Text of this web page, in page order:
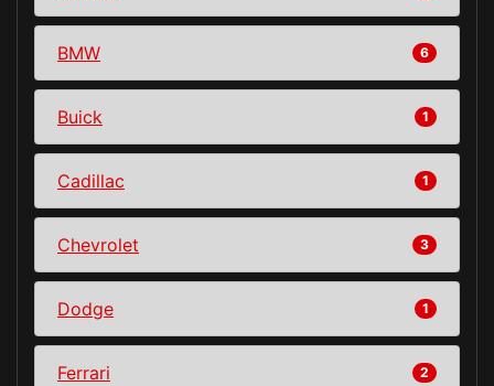
BMW 6
Buick 1
Cadillac 1
Chevrolet 3
Dodge 1
Ferrari 2